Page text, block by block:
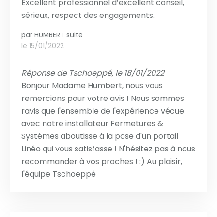
Excellent professionnel d’excellent conseil,
sérieux, respect des engagements.
par HUMBERT suite
le 15/01/2022
Réponse de Tschoeppé, le 18/01/2022
Bonjour Madame Humbert, nous vous
remercions pour votre avis ! Nous sommes
ravis que l'ensemble de l'expérience vécue
avec notre installateur Fermetures &
Systèmes aboutisse à la pose d'un portail
Linéo qui vous satisfasse ! N'hésitez pas à nous
recommander à vos proches ! :) Au plaisir,
l'équipe Tschoeppé